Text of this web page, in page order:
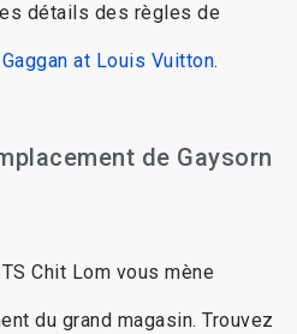
détails des règles de
Gaggan at Louis Vuitton.
de Gaysorn
Chit Lom vous mène
du grand magasin. Trouvez